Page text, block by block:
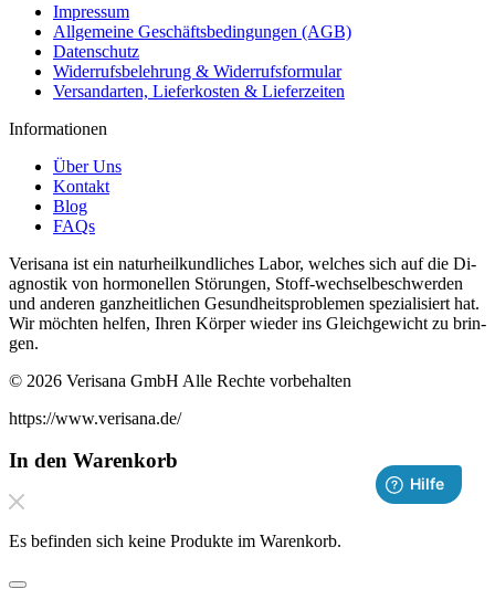
Impressum
Allgemeine Geschäftsbedingungen (AGB)
Datenschutz
Widerrufsbelehrung & Widerrufsformular
Versandarten, Lieferkosten & Lieferzeiten
Informationen
Über Uns
Kontakt
Blog
FAQs
Verisana ist ein naturheilkundliches La­bor, welches sich auf die Di­
ag­nos­tik von hor­monellen Störun­gen, Stof­f-wech­selbeschw­er­den
und an­deren ganzheitlichen Gesund­heit­sprob­le­men spezial­isiert hat.
Wir möchten helfen, Ihren Kör­per wieder ins Gle­ichgewicht zu brin­
gen.
© 2026 Verisana GmbH Alle Rechte vorbehalten
https://www.verisana.de/
In den Warenkorb
Es befinden sich keine Produkte im Warenkorb.